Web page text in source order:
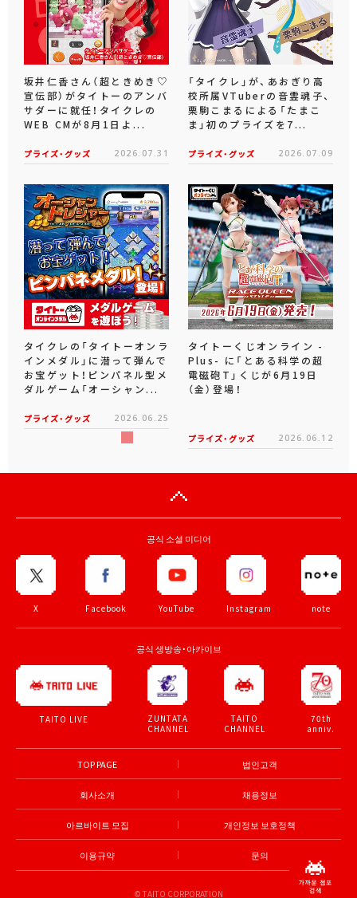
坂井仁香さん（超ときめき♡
宣伝部）がタイトーのアンバ
サダーに就任！タイクレの
WEB CMが8月1日よ...
プライズ・グッズ 2026.07.31
「タイクレ」が、あおぎり高
校所属VTuberの音霊魂子、
栗駒こまるによる「たまこ
ま」初のプライズを7...
プライズ・グッズ 2026.07.09
タイクレの「タイトーオンラ
インメダル」に潜って弾んで
お宝ゲット！ピンパネル型メ
ダルゲーム「オーシャン...
プライズ・グッズ 2026.06.25
タイトーくじオンライン -
Plus- に「とある科学の超
電磁砲T」くじが6月19日
（金）登場！
プライズ・グッズ 2026.06.12
공식 소셜 미디어
X Facebook YouTube Instagram note
공식 생방송・아카이브
TAITO LIVE
ZUNTATA
CHANNEL
TAITO
CHANNEL
70th
anniv.
TOP PAGE 법인고객
회사소개 채용정보
아르바이트 모집 개인정보 보호정책
이용규약 문의
© TAITO CORPORATION